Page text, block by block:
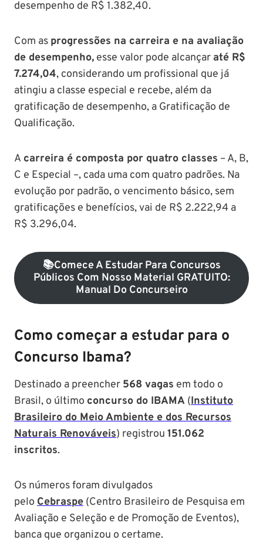
desempenho de R$ 1.382,40.
Com as progressões na carreira e na avaliação
de desempenho, esse valor pode alcançar até R$
7.274,04, considerando um profissional que já
atingiu a classe especial e recebe, além da
gratificação de desempenho, a Gratificação de
Qualificação.
A carreira é composta por quatro classes – A, B,
C e Especial –, cada uma com quatro padrões. Na
evolução por padrão, o vencimento básico, sem
gratificações e benefícios, vai de R$ 2.222,94 a
R$ 3.296,04.
📚Comece A Estudar Para Concursos
Públicos Com Nosso Material GRATUITO:
Manual Do Concurseiro
Como começar a estudar para o
Concurso Ibama?
Destinado a preencher 568 vagas em todo o
Brasil, o último concurso do IBAMA (Instituto
Brasileiro do Meio Ambiente e dos Recursos
Naturais Renováveis) registrou 151.062
inscritos.
Os números foram divulgados
pelo Cebraspe (Centro Brasileiro de Pesquisa em
Avaliação e Seleção e de Promoção de Eventos),
banca que organizou o certame.